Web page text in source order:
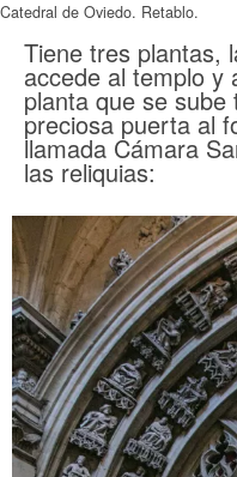
Catedral de Oviedo. Retablo.
Tiene tres plantas,
accede al templo y
planta que se
preciosa puerta al
llamada Cámara
las reliquias: